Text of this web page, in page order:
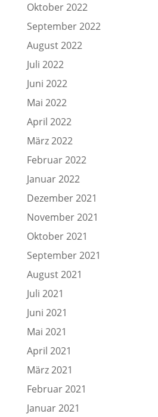
Oktober 2022
September 2022
August 2022
Juli 2022
Juni 2022
Mai 2022
April 2022
März 2022
Februar 2022
Januar 2022
Dezember 2021
November 2021
Oktober 2021
September 2021
August 2021
Juli 2021
Juni 2021
Mai 2021
April 2021
März 2021
Februar 2021
Januar 2021